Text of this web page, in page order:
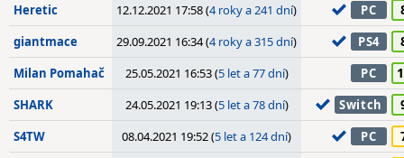
Heretic 12.12.2021 17:58 (4 roky a 241 dní) PC
giantmace 29.09.2021 16:34 (4 roky a 315 dní) PS4
Milan Pomahač 25.05.2021 16:53 (5 let a 77 dní) PC
SHARK 24.05.2021 19:13 (5 let a 78 dní) Switch
S4TW 08.04.2021 19:52 (5 let a 124 dní) PC